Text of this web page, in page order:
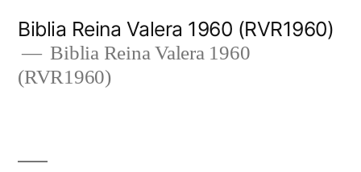
content
Biblia Reina Valera 1960 (RVR1960)
Biblia Reina Valera 1960
(RVR1960)